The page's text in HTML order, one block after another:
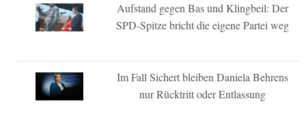
Aufstand gegen Bas und Klingbeil: Der
SPD-Spitze bricht die eigene Partei weg
Im Fall Sichert bleiben Daniela Behrens
nur Rücktritt oder Entlassung